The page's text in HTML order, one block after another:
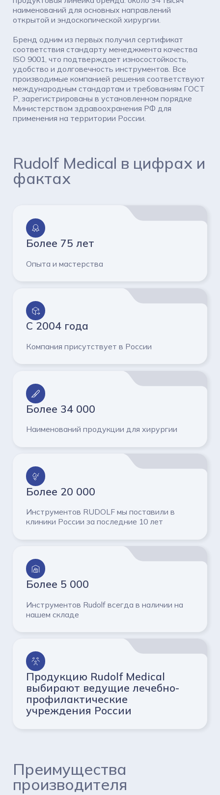
наименований для основных направлений
открытой и эндоскопической хирургии.
Бренд одним из первых получил сертификат
соответствия стандарту менеджмента качества
ISO 9001, что подтверждает износостойкость,
удобство и долговечность инструментов. Все
производимые компанией решения соответствуют
международным стандартам и требованиям ГОСТ
Р, зарегистрированы в установленном порядке
Министерством здравоохранения РФ для
применения на территории России.
Rudolf Medical в цифрах и
фактах
Более 75 лет
Опыта и мастерства
С 2004 года
Компания присутствует в России
Более 34 000
Наименований продукции для хирургии
Более 20 000
Инструментов RUDOLF мы поставили в
клиники России за последние 10 лет
Более 5 000
Инструментов Rudolf всегда в наличии на
нашем складе
Продукцию Rudolf Medical
выбирают ведущие лечебно-
профилактические
учреждения России
Преимущества
производителя